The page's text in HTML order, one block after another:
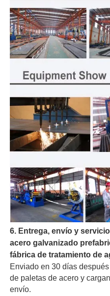
6. Entrega, envío y
acero galvanizado
fábrica de tratamiento de
Enviado en 30 días
de paletas de acero y
envío.